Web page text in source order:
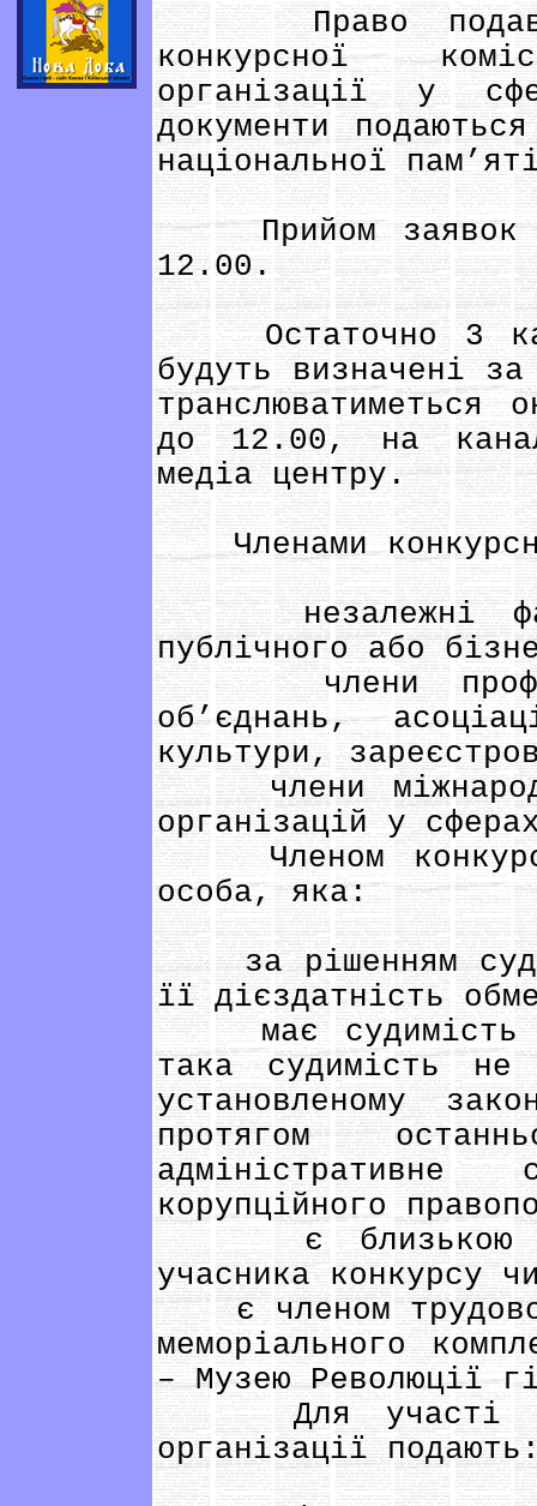
Право
конкурсної
організації у
документи
національної
Прийом заявок
12.00.
Остаточно 3
будуть визначені
до 12.00, на
медіа центру.
Членами
незалежні
публічного або
члени
об’єднань,
культури,
члени
організацій у
Членом
особа, яка:
за рішенням суду
її дієздатність
має судимість
така судимість
установленому
протягом
корупційного
є близькою
учасника конкурсу
є членом
меморіального
– Музею Революції
Для участі в
організації